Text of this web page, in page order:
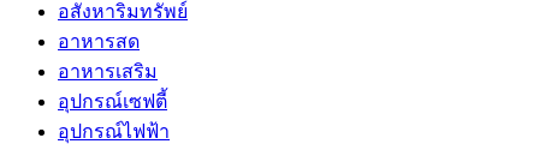
อสังหาริมทรัพย์
อาหารสด
อาหารเสริม
อุปกรณ์เซฟตี้
อุปกรณ์ไฟฟ้า